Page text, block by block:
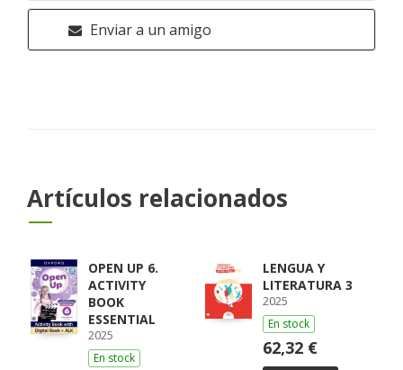
Enviar a un amigo
Artículos relacionados
OPEN UP 6.
ACTIVITY
BOOK
ESSENTIAL
2025
En stock
LENGUA Y
LITERATURA 3
2025
En stock
62,32 €